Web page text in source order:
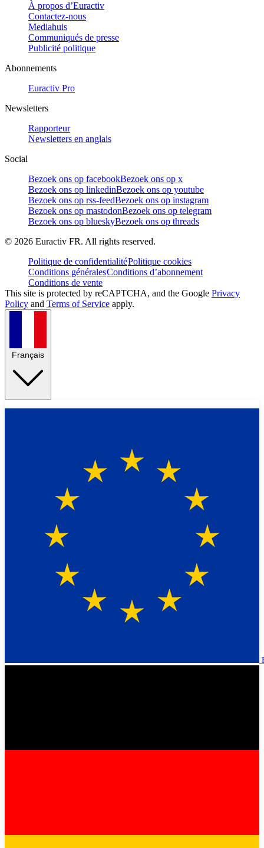
À propos d’Euractiv
Contactez-nous
Mediahuis
Communiqués de presse
Publicité politique
Abonnements
Euractiv Pro
Newsletters
Rapporteur
Newsletters en anglais
Social
Bezoek ons op facebookBezoek ons op x
Bezoek ons op linkedinBezoek ons op youtube
Bezoek ons op rss-feedBezoek ons op instagram
Bezoek ons op mastodonBezoek ons op telegram
Bezoek ons op blueskyBezoek ons op threads
© 2026 Euractiv FR. All rights reserved.
Politique de confidentialitéPolitique cookies
Conditions généralesConditions d’abonnement
Conditions de vente
This site is protected by reCAPTCHA, and the Google Privacy
Policy and Terms of Service apply.
Français